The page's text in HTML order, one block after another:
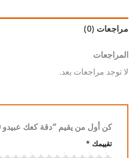
مراجعات (0)
المراجعات
لا توجد مراجعات بعد.
كن أول من يقيم “دقة كعك عبيدو 50 غرام”
تقييمك *